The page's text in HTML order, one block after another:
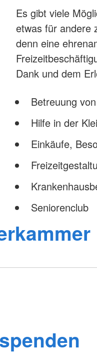
Es gibt viele
etwas für andere
denn eine
Dank und dem
Betreuung
Hilfe in der
Einkäufe,
Seniorenclub